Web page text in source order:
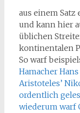
aus einem Satz
und kann hier
üblichen
kontinentalen
So warf
Hamacher
Aristoteles’
ordentlich
wiederum warf